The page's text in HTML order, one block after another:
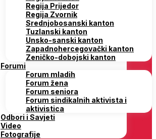
Regija Prijedor
Regija Zvornik
Srednjobosanski kanton
Tuzlanski kanton
Unsko-sanski kanton
Zapadnohercegovački kanton
Zeničko-dobojski kanton
Forumi
Forum mladih
Forum žena
Forum seniora
Forum sindikalnih aktivista i
aktivistica
Odbori i Savjeti
Video
Fotografije